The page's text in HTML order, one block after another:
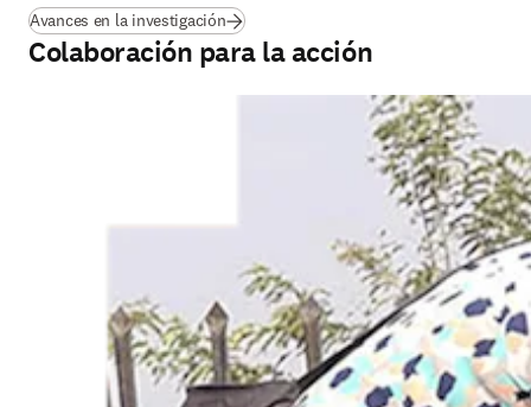
Avances en la investigación
Colaboración para la acción